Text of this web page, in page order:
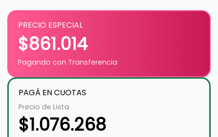
PRECIO ESPECIAL
$861.014
Pagando con Transferencia
PAGÁ EN CUOTAS
Precio de Lista
$1.076.268